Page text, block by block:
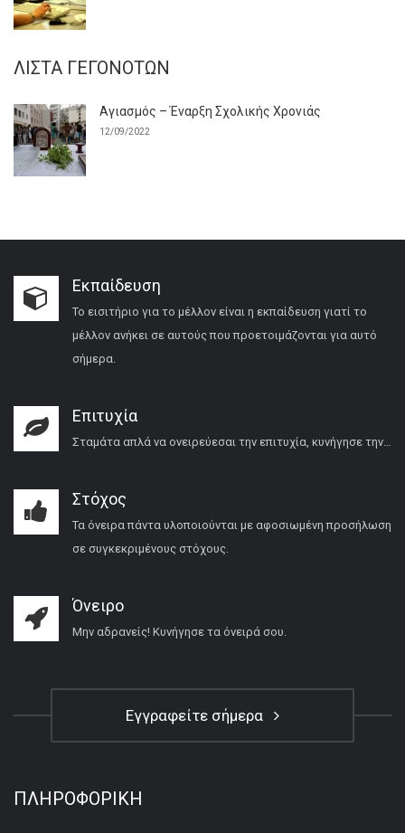
ΛΊΣΤΑ ΓΕΓΟΝΌΤΩΝ
Αγιασμός – Έναρξη Σχολικής Χρονιάς
12/09/2022
Εκπαίδευση
Το εισιτήριο για το μέλλον είναι η εκπαίδευση γιατί το
μέλλον ανήκει σε αυτούς που προετοιμάζονται για αυτό
σήμερα.
Επιτυχία
Σταμάτα απλά να ονειρεύεσαι την επιτυχία, κυνήγησε την…
Στόχος
Τα όνειρα πάντα υλοποιούνται με αφοσιωμένη προσήλωση
σε συγκεκριμένους στόχους.
Όνειρο
Μην αδρανείς! Κυνήγησε τα όνειρά σου.
Εγγραφείτε σήμερα
ΠΛΗΡΟΦΟΡΙΚΉ